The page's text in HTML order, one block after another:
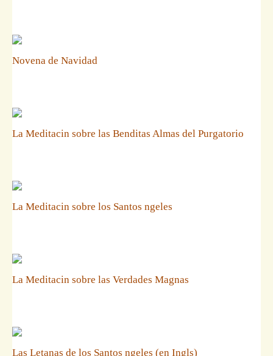
Novena de Navidad
La Meditacin sobre las Benditas Almas del Purgatorio
La Meditacin sobre los Santos ngeles
La Meditacin sobre las Verdades Magnas
Las Letanas de los Santos ngeles (en Ingls)